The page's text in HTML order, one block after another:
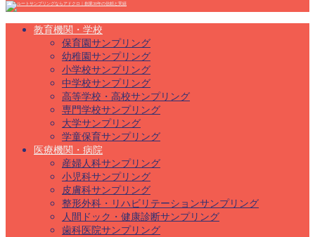
教育機関・学校
保育園サンプリング
幼稚園サンプリング
小学校サンプリング
中学校サンプリング
高等学校・高校サンプリング
専門学校サンプリング
大学サンプリング
学童保育サンプリング
医療機関・病院
産婦人科サンプリング
小児科サンプリング
皮膚科サンプリング
整形外科・リハビリテーションサンプリング
人間ドック・健康診断サンプリング
歯科医院サンプリング